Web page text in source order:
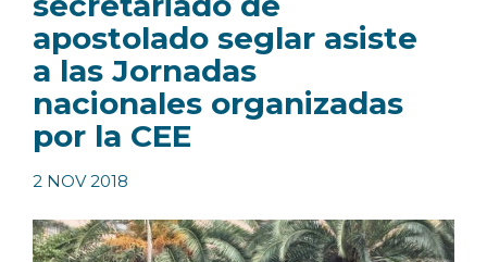
apostolado seglar asiste
a las Jornadas
nacionales organizadas
por la CEE
2 NOV 2018